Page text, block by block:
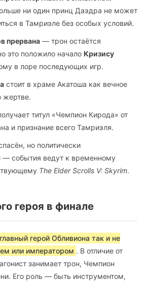
ни один принц Даэдра не может
в Тамриэле без особых условий.
прервана — трон остаётся
это положило начало Кризису
в лоре последующих игр.
стоит в храме Акатоша как вечное
жертве.
титул «Чемпион Кирода» от
и признание всего Тамриэля.
но политически
— события ведут к временному
The Elder Scrolls V: Skyrim.
героя в финале
главный герой Обливиона так и не
или императором . В отличие от
занимает трон, Чемпион
Его роль — быть инструментом,